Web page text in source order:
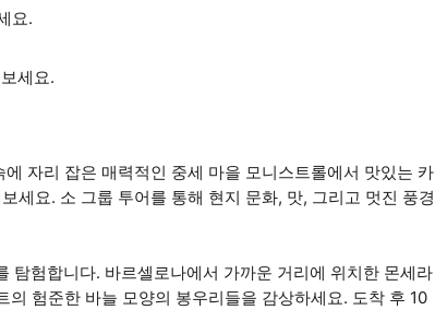
요.
세요.
자리 잡은 매력적인 중세 마을 모니스트롤에서 맛있는 카
세요. 소 그룹 투어를 통해 현지 문화, 맛, 그리고 멋진 풍경
탐험합니다. 바르셀로나에서 가까운 거리에 위치한 몬세라
험준한 바늘 모양의 봉우리들을 감상하세요. 도착 후 10